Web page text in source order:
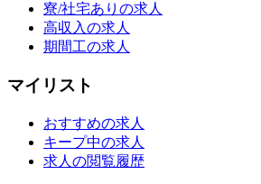
寮/社宅ありの求人
高収入の求人
期間工の求人
マイリスト
おすすめの求人
キープ中の求人
求人の閲覧履歴